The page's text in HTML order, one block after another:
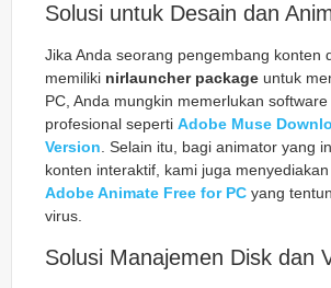
Solusi untuk Desain dan
Jika Anda seorang pengembang konten
memiliki nirlauncher package untuk
PC, Anda mungkin memerlukan
profesional seperti Adobe Muse
Version. Selain itu, bagi animator yang
konten interaktif, kami juga menyediakan
Adobe Animate Free for PC yang
virus.
Solusi Manajemen Disk dan